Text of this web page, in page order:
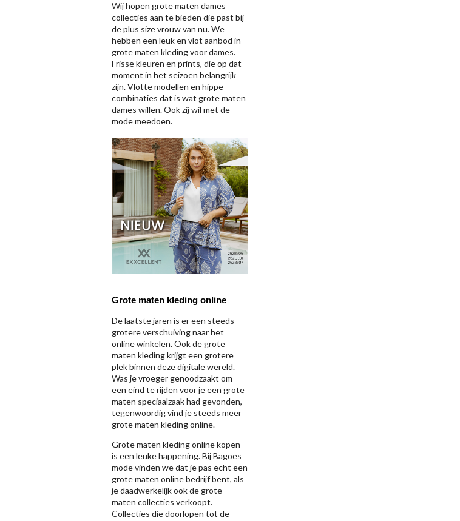
Wij hopen grote maten dames
collecties aan te bieden die past bij
de plus size vrouw van nu. We
hebben een leuk en vlot aanbod in
grote maten kleding voor dames.
Frisse kleuren en prints, die op dat
moment in het seizoen belangrijk
zijn. Vlotte modellen en hippe
combinaties dat is wat grote maten
dames willen. Ook zij wil met de
mode meedoen.
Grote maten kleding online
De laatste jaren is er een steeds
grotere verschuiving naar het
online winkelen. Ook de grote
maten kleding krijgt een grotere
plek binnen deze digitale wereld.
Was je vroeger genoodzaakt om
een eind te rijden voor je een grote
maten speciaalzaak had gevonden,
tegenwoordig vind je steeds meer
grote maten kleding online.
Grote maten kleding online kopen
is een leuke happening. Bij Bagoes
mode vinden we dat je pas echt een
grote maten online bedrijf bent, als
je daadwerkelijk ook de grote
maten collecties verkoopt.
Collecties die doorlopen tot de